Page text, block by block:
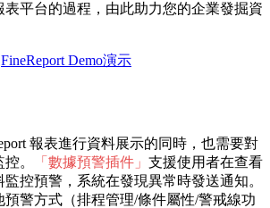
表平台的過程，由此助力您的企業發掘資
FineReport Demo演示
報表進行資料展示的同時，也需要對
。
「數據預警插件」 支援使用者在查看
控預警，系統在發現異常時發送通知。
預警方式（排程管理/條件屬性/警戒線功